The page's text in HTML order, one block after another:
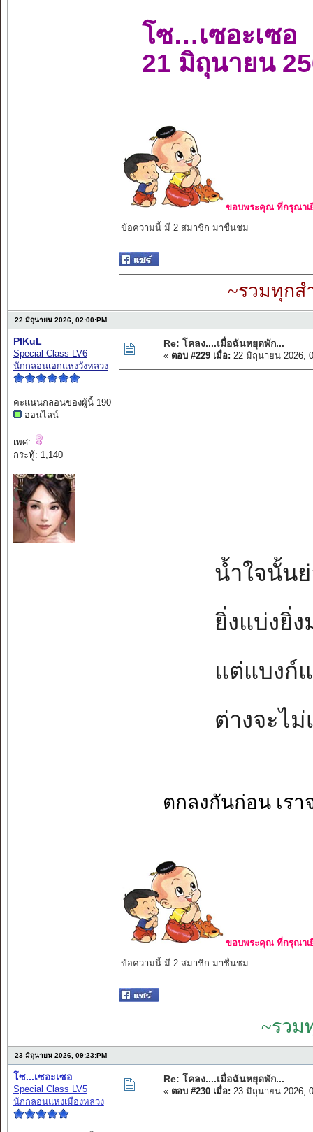
โซ…เซอะเซอ
21 มิถุนายน
ขอบพระคุณ ที่กรุณาเ
ข้อความนี้ มี 2 สมาชิก มาชื่นชม
~รวมทุกส
22 มิถุนายน 2026, 02:00:PM
PIKuL
Special Class LV6
นักกลอนเอกแห่งวังหลวง
คะแนนกลอนของผู้นี้ 190
ออนไลน์
เพศ:
กระทู้: 1,140
Re: โคลง....เมื่อฉันหยุดพัก...
« ตอบ #229 เมื่อ: 22 มิถุนายน 2026,
น้ำใจนั้น
ยิ่งแบ่งยิ่
แต่แบงก์
ต่างจะไ
ตกลงกันก่อน เรา
ขอบพระคุณ ที่กรุณาเ
ข้อความนี้ มี 2 สมาชิก มาชื่นชม
~รวม
23 มิถุนายน 2026, 09:23:PM
โซ...เซอะเซอ
Special Class LV5
นักกลอนแห่งเมืองหลวง
Re: โคลง....เมื่อฉันหยุดพัก...
« ตอบ #230 เมื่อ: 23 มิถุนายน 2026,